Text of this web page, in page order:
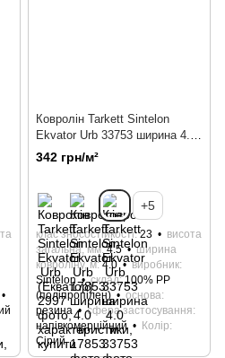
Ковролін Tarkett Sintelon
Ekvator Urb 33753 ширина 4.0
м
342 грн/м²
+5
клас зносостійкості 23
висота
загальна, мм 4.5
ширина
ковроліну, м 4.0
виробник
Sintelon
склад 100% РР
(поліпропілен)
основа
резина
сфера застосування
напівкомерційний
Колір
Сірий